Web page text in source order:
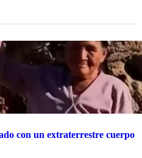
con un extraterrestre cuerpo